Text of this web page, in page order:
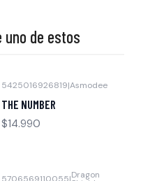
de estos
5425016926819|Asmodee
THE NUMBER
$14.990
Dragon